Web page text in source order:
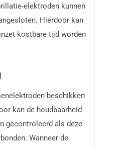
elektroden kunnen
Hierdoor kan
kostbare tijd worden
beschikken
kan de houdbaarheid
gecontroleerd als deze
Wanneer de